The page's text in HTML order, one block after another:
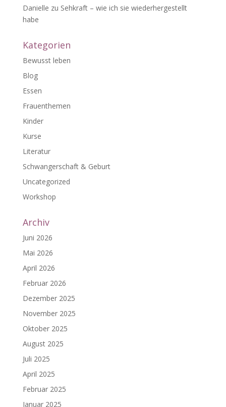
Danielle zu Sehkraft – wie ich sie wiederhergestellt
habe
Kategorien
Bewusst leben
Blog
Essen
Frauenthemen
Kinder
Kurse
Literatur
Schwangerschaft & Geburt
Uncategorized
Workshop
Archiv
Juni 2026
Mai 2026
April 2026
Februar 2026
Dezember 2025
November 2025
Oktober 2025
August 2025
Juli 2025
April 2025
Februar 2025
Januar 2025